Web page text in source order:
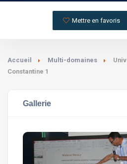
Mettre en favoris
Accueil Multi-domaines
Constantine 1
Gallerie